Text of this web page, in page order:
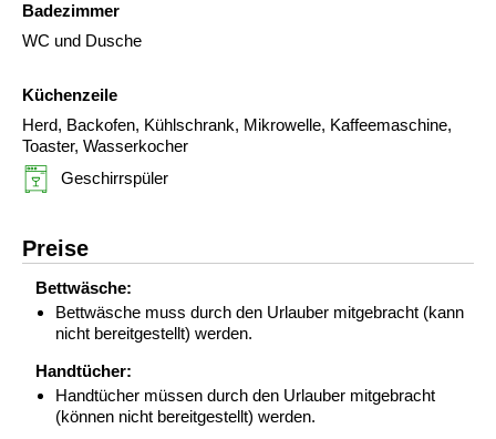
Badezimmer
WC und Dusche
Küchenzeile
Herd, Backofen, Kühlschrank, Mikrowelle, Kaffeemaschine,
Toaster, Wasserkocher
Geschirrspüler
Preise
Bettwäsche:
Bettwäsche muss durch den Urlauber mitgebracht (kann
nicht bereitgestellt) werden.
Handtücher:
Handtücher müssen durch den Urlauber mitgebracht
(können nicht bereitgestellt) werden.